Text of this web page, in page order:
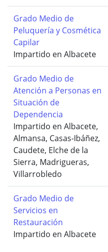
Grado Medio de
Peluquería y Cosmética
Capilar
Impartido en Albacete
Grado Medio de
Atención a Personas en
Situación de
Dependencia
Impartido en Albacete,
Almansa, Casas-Ibáñez,
Caudete, Elche de la
Sierra, Madrigueras,
Villarrobledo
Grado Medio de
Servicios en
Restauración
Impartido en Albacete